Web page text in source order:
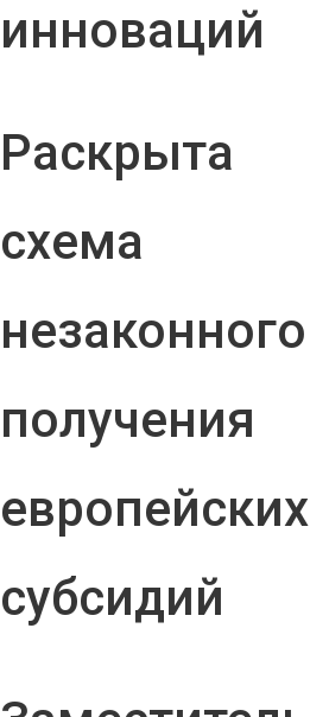
инноваций
Раскрыта
схема
незаконного
получения
европейских
субсидий